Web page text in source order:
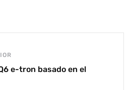
e-tron basado en el